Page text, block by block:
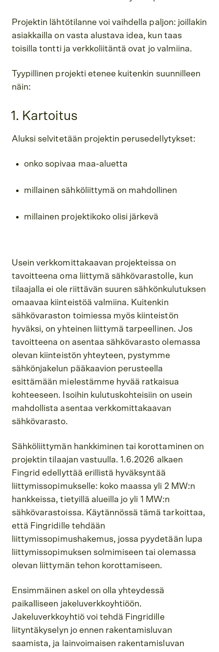
Projektin lähtötilanne voi vaihdella paljon: joillakin
asiakkailla on vasta alustava idea, kun taas
toisilla tontti ja verkkoliitäntä ovat jo valmiina.
Tyypillinen projekti etenee kuitenkin suunnilleen
näin:
1. Kartoitus
Aluksi selvitetään projektin perusedellytykset:
onko sopivaa maa-aluetta
millainen sähköliittymä on mahdollinen
millainen projektikoko olisi järkevä
Usein verkkomittakaavan projekteissa on
tavoitteena oma liittymä sähkövarastolle, kun
tilaajalla ei ole riittävän suuren sähkönkulutuksen
omaavaa kiinteistöä valmiina. Kuitenkin
sähkövaraston toimiessa myös kiinteistön
hyväksi, on yhteinen liittymä tarpeellinen. Jos
tavoitteena on asentaa sähkövarasto olemassa
olevan kiinteistön yhteyteen, pystymme
sähkönjakelun pääkaavion perusteella
esittämään mielestämme hyvää ratkaisua
kohteeseen. Isoihin kulutuskohteisiin on usein
mahdollista asentaa verkkomittakaavan
sähkövarasto.
Sähköliittymän hankkiminen tai korottaminen on
projektin tilaajan vastuulla. 1.6.2026 alkaen
Fingrid edellyttää erillistä hyväksyntää
liittymissopimukselle: koko maassa yli 2 MW:n
hankkeissa, tietyillä alueilla jo yli 1 MW:n
sähkövarastoissa. Käytännössä tämä tarkoittaa,
että Fingridille tehdään
liittymissopimushakemus, jossa pyydetään lupa
liittymissopimuksen solmimiseen tai olemassa
olevan liittymän tehon korottamiseen.
Ensimmäinen askel on olla yhteydessä
paikalliseen jakeluverkkoyhtiöön.
Jakeluverkkoyhtiö voi tehdä Fingridille
liityntäkyselyn jo ennen rakentamisluvan
saamista, ja lainvoimaisen rakentamisluvan